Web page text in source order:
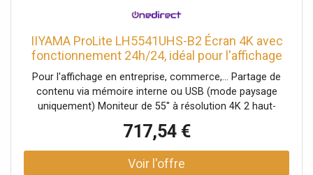
IIYAMA ProLite LH5541UHS-B2 Écran 4K avec
fonctionnement 24h/24, idéal pour l'affichage
dynamique dans vos espaces professionnels.
Pour l'affichage en entreprise, commerce,... Partage de
contenu via mémoire interne ou USB (mode paysage
uniquement) Moniteur de 55'' à résolution 4K 2 haut-
Lecteur multimédia intégré Montage VESA 400x400mm
Double orientation portrait et paysage
717,54 €